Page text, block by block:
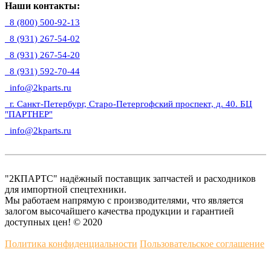
Наши контакты:
8 (800) 500-92-13
8 (931) 267-54-02
8 (931) 267-54-20
8 (931) 592-70-44
info@2kparts.ru
г. Санкт-Петербург, Старо-Петергофский проспект, д. 40. БЦ
"ПАРТНЕР"
info@2kparts.ru
"2КПАРТС" надёжный поставщик запчастей и расходников
для импортной спецтехники.
Мы работаем напрямую с производителями, что является
залогом высочайшего качества продукции и гарантией
доступных цен! © 2020
Политика конфиденциальности Пользовательское соглашение